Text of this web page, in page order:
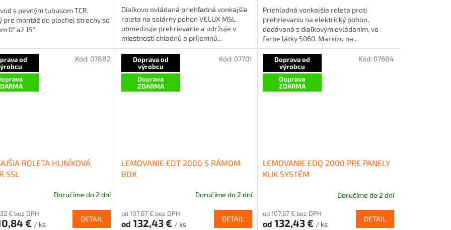
s pevným tubusom TCR,
pre montáž do plochej strechy so
0° až 15°.
Diaľkovo ovládaná priehľadná vonkajšia
roleta na solárny pohon VELUX MSL
obmedzuje prehrievanie a udržuje v
miestnosti chladnú a príjemnú...
Priehľadná vonkajšia roleta proti
prehrievaniu na elektrický pohon,
dodávaná s diaľkovým ovládaním, vo
farbe látky 5060. Markízu na...
od
ROLETA HLINÍKOVÁ
SSL
Doručíme do 2 dní
€ bez DPH
€ / ks
DETAIL
Kód: 07882
Doprava od
výrobcu
Doprava
ZDARMA
LEMOVANIE EDT 2000 S RÁMOM
BDX
Doručíme do 2 dní
od 107,67 € bez DPH
od 132,43 € / ks
DETAIL
Kód: 07701
Doprava od
výrobcu
Doprava
ZDARMA
LEMOVANIE EDQ 2000 PRE PANELY
KLIK SYSTÉM
Doručíme do 2 dní
od 107,67 € bez DPH
od 132,43 € / ks
DETAIL
Kód: 07684